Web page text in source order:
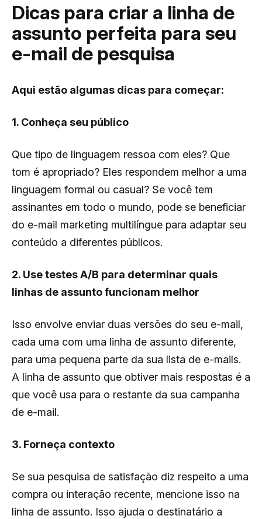
Dicas para criar a linha de
assunto perfeita para seu
e-mail de pesquisa
Aqui estão algumas dicas para começar:
1. Conheça seu público
Que tipo de linguagem ressoa com eles? Que
tom é apropriado? Eles respondem melhor a uma
linguagem formal ou casual? Se você tem
assinantes em todo o mundo, pode se beneficiar
do e-mail marketing multilíngue para adaptar seu
conteúdo a diferentes públicos.
2. Use testes A/B para determinar quais
linhas de assunto funcionam melhor
Isso envolve enviar duas versões do seu e-mail,
cada uma com uma linha de assunto diferente,
para uma pequena parte da sua lista de e-mails.
A linha de assunto que obtiver mais respostas é a
que você usa para o restante da sua campanha
de e-mail.
3. Forneça contexto
Se sua pesquisa de satisfação diz respeito a uma
compra ou interação recente, mencione isso na
linha de assunto. Isso ajuda o destinatário a